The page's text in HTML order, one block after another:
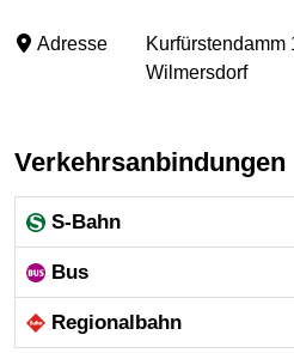
Adresse
Kurfürstendamm
Wilmersdorf
Verkehrsanbindungen
S-Bahn
Bus
Regional­bahn